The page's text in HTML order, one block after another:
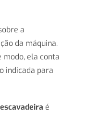
a
da máquina.
modo, ela conta
indicada para
é